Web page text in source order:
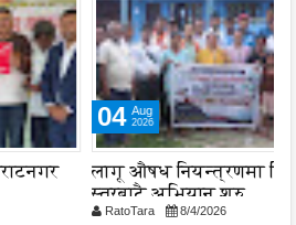
04 Aug
2026
लागू औषध नियन्त्रणमा विद्यालय
स्तरबाटै अभियान शुरु
8/4/2026